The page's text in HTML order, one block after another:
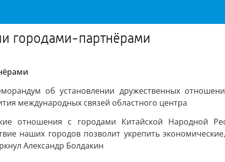
городами-партнёрами
об установлении дружественных
международных связей областного центра
отношения с городами Китайской Народной
наших городов позволит укрепить
Александр Болдакин